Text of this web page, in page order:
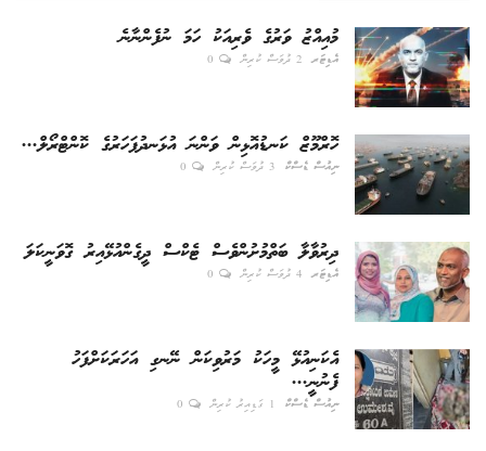
މުއިއްޒު ވަރުގެ ވެރިއަކު ހަމަ ނުފެންނާނެ
އެޑިޓަރ 2 ދުވަސް ކުރިން 0
ހޮރްމޫޒް ކަނޑުއޮޅިން ވަންނަ އުޅަނދުފަހަރުގެ ކޮންޓްރޯލް...
ނިއުސް ޑެސްކް 3 ދުވަސް ކުރިން 0
ދިރުވާލާ ބަތްމުށުންވެސް ޓެކްސް ދީގެންއުޅޭއިރު ގޮވަނީކަލަ
އެޑިޓަރ 4 ދުވަސް ކުރިން 0
އެކަނިއުޅޭ މީހަކު މަރުވިކަން ނޭނގި އަހަރަކަށްފަހު
ފެނުނީ...
ނިއުސް ޑެސްކް 1 ގަޑިއިރު ކުރިން 0